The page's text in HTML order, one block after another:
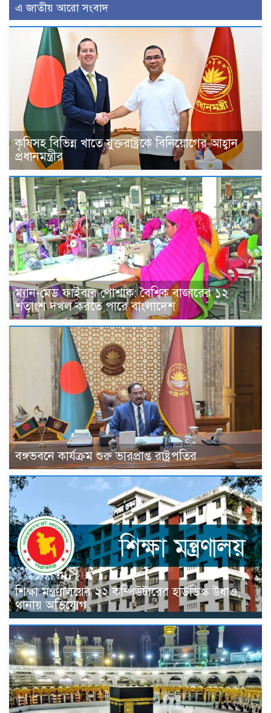
এ জাতীয় আরো সংবাদ
কৃষিসহ বিভিন্ন খাতে যুক্তরাষ্ট্রকে বিনিয়োগের আহ্বান
প্রধানমন্ত্রীর
ম্যান-মেড ফাইবার পোশাক: বৈশ্বিক বাজারের ১২
শতাংশ দখল করতে পারে বাংলাদেশ
বঙ্গভবনে কার্যক্রম শুরু ভারপ্রাপ্ত রাষ্ট্রপতির
শিক্ষা মন্ত্রণালয়ের ২২ কম্পিউটারের হার্ডডিস্ক উধাও,
থানায় অভিযোগ